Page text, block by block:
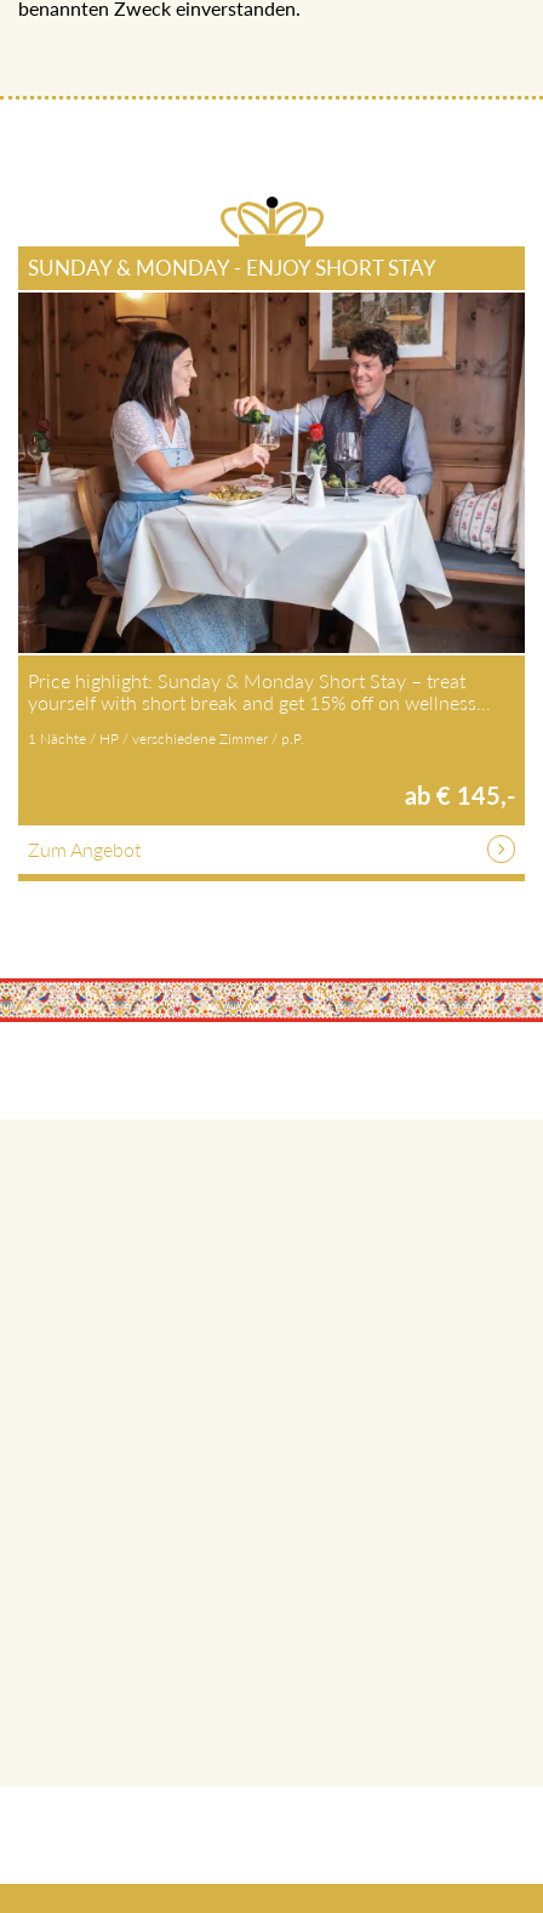
benannten Zweck einverstanden.
SUNDAY & MONDAY - ENJOY SHORT STAY
Price highlight: Sunday & Monday Short Stay – treat
yourself with short break and get 15% off on wellness…
1 Nächte / HP / verschiedene Zimmer / p.P.
ab € 145,-
Zum Angebot